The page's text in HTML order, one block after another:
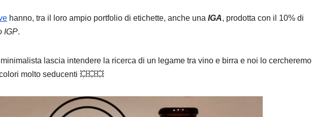
hanno, tra il loro ampio portfolio di etichette, anche una IGA, prodotta con il 10% di
IGP.
minimalista lascia intendere la ricerca di un legame tra vino e birra e noi lo cercheremo
molto seducenti 💥💥💥